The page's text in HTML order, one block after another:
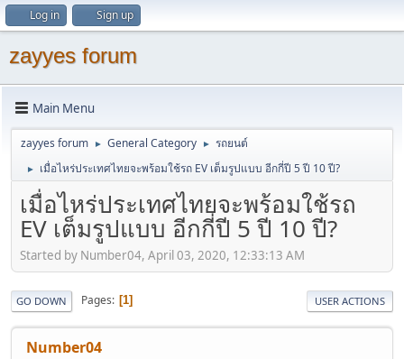
Log in Sign up
zayyes forum
Main Menu
zayyes forum ► General Category ► รถยนต์
► เมื่อไหร่ประเทศไทยจะพร้อมใช้รถ EV เต็มรูปแบบ อีกกี่ปี 5 ปี 10 ปี?
เมื่อไหร่ประเทศไทยจะพร้อมใช้รถ
EV เต็มรูปแบบ อีกกี่ปี 5 ปี 10 ปี?
Started by Number04, April 03, 2020, 12:33:13 AM
GO DOWN Pages 1 USER ACTIONS
Number04